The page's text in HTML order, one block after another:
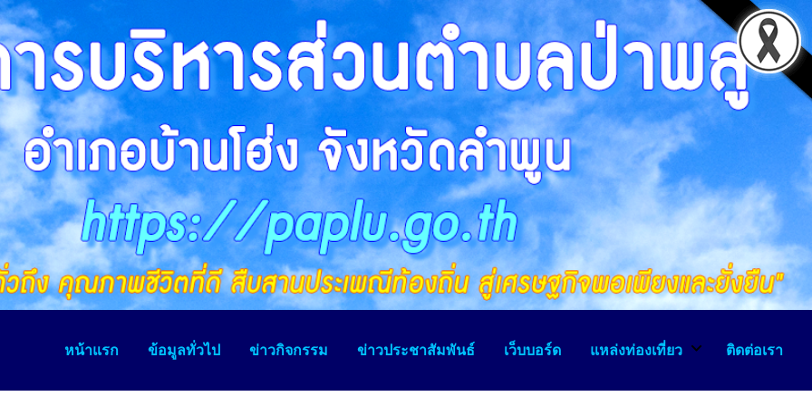
หน้าแรก ข้อมูลทั่วไป ข่าวกิจกรรม ข่าวประชาสัมพันธ์ เว็บบอร์ด แหล่งท่องเที่ยว ติดต่อเรา